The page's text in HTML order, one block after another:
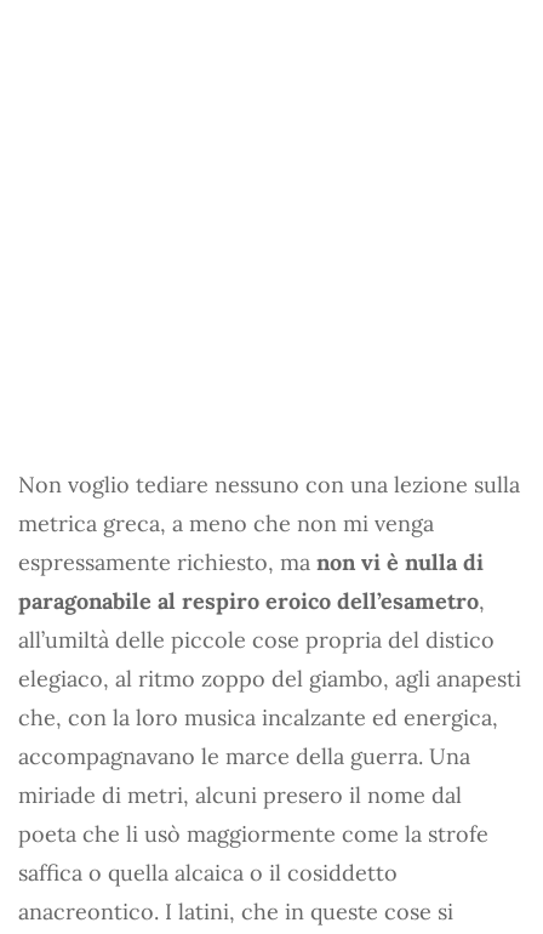
Non voglio tediare nessuno con una lezione sulla
metrica greca, a meno che non mi venga
espressamente richiesto, ma non vi è nulla di
paragonabile al respiro eroico dell’esametro,
all’umiltà delle piccole cose propria del distico
elegiaco, al ritmo zoppo del giambo, agli anapesti
che, con la loro musica incalzante ed energica,
accompagnavano le marce della guerra. Una
miriade di metri, alcuni presero il nome dal
poeta che li usò maggiormente come la strofe
saffica o quella alcaica o il cosiddetto
anacreontico. I latini, che in queste cose si